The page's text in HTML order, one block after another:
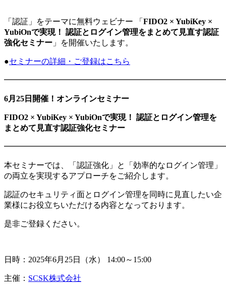
「認証」をテーマに無料ウェビナー 「 FIDO2 × YubiKey ×
YubiOnで実現！ 認証とログイン管理をまとめて見直す認証
強化セミナー 」を開催いたします。
●セミナーの詳細・ご登録はこちら
6月25日開催！オンラインセミナー
FIDO2 × YubiKey × YubiOnで実現！ 認証とログイン管理を
まとめて見直す認証強化セミナー
本セミナーでは、「認証強化」と「効率的なログイン管理」
の両立を実現するアプローチをご紹介します。
認証のセキュリティ面とログイン管理を同時に見直したい企
業様にお役立ちいただける内容となっております。
是非ご登録ください。
日時：2025年6月25日（水） 14:00～15:00
主催： SCSK株式会社